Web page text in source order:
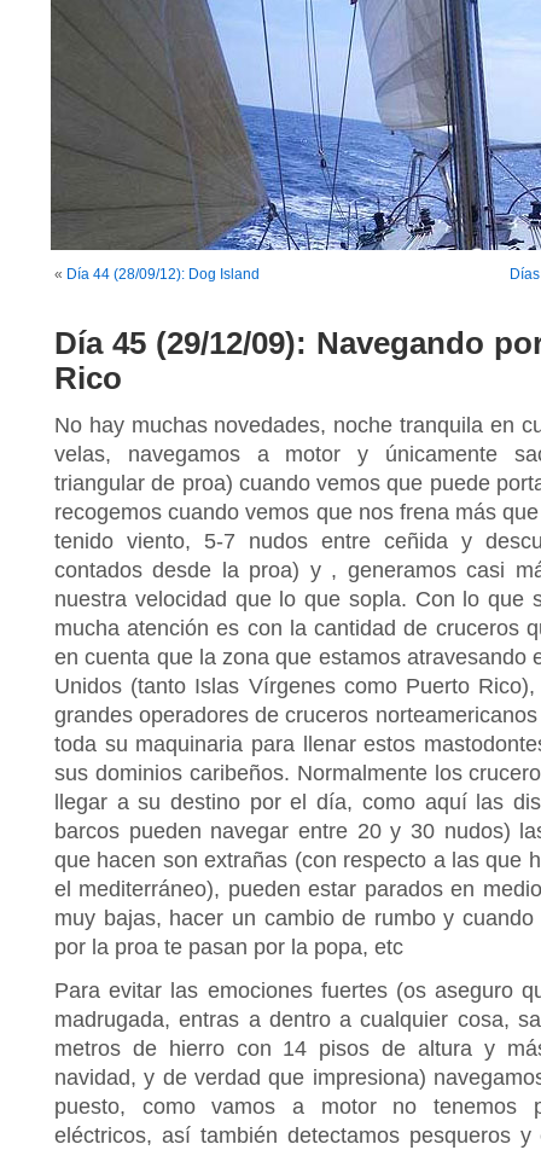
« Día 44 (28/09/12): Dog Island
Día 45 (29/12/09): Navegando
Rico
No hay muchas novedades, noche tranquila en
velas, navegamos a motor y únicamente
triangular de proa) cuando vemos que puede
recogemos cuando vemos que nos frena más
tenido viento, 5-7 nudos entre ceñida y
contados desde la proa) y , generamos casi
nuestra velocidad que lo que sopla. Con lo que
mucha atención es con la cantidad de cruceros
en cuenta que la zona que estamos atravesando
Unidos (tanto Islas Vírgenes como Puerto
grandes operadores de cruceros
toda su maquinaria para llenar estos
sus dominios caribeños. Normalmente los
llegar a su destino por el día, como aquí las
barcos pueden navegar entre 20 y 30 nudos)
que hacen son extrañas (con respecto a las que
el mediterráneo), pueden estar parados en
muy bajas, hacer un cambio de rumbo y
por la proa te pasan por la popa, etc
Para evitar las emociones fuertes (os aseguro
madrugada, entras a dentro a cualquier cosa,
metros de hierro con 14 pisos de altura y
navidad, y de verdad que impresiona)
puesto, como vamos a motor no tenemos
eléctricos, así también detectamos pesqueros